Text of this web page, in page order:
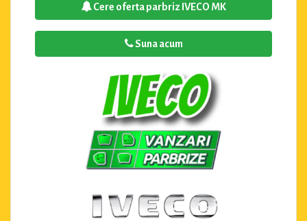
Cere oferta parbriz IVECO MK
Suna acum